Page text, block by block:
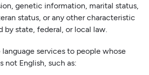
genetic information, marital status,
status, or any other characteristic
by state, federal, or local law.
services to people whose
not English, such as: